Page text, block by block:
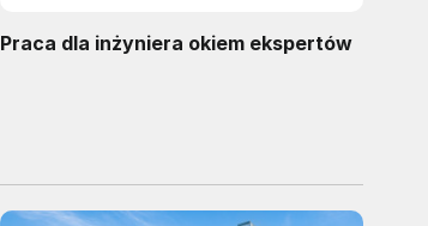
Praca dla inżyniera okiem ekspertów